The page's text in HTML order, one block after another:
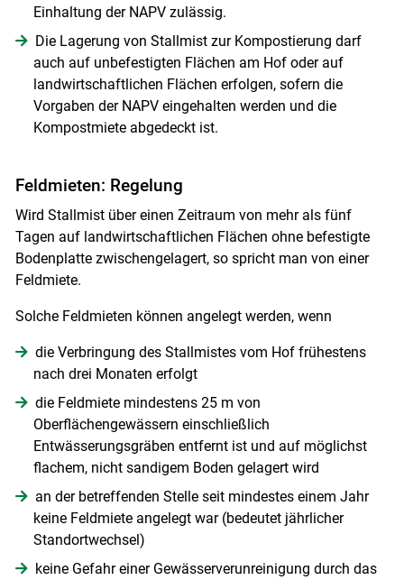
Einhaltung der NAPV zulässig.
Die Lagerung von Stallmist zur Kompostierung darf
auch auf unbefestigten Flächen am Hof oder auf
landwirtschaftlichen Flächen erfolgen, sofern die
Vorgaben der NAPV eingehalten werden und die
Kompostmiete abgedeckt ist.
Feldmieten: Regelung
Wird Stallmist über einen Zeitraum von mehr als fünf
Tagen auf landwirtschaftlichen Flächen ohne befestigte
Bodenplatte zwischengelagert, so spricht man von einer
Feldmiete.
Solche Feldmieten können angelegt werden, wenn
die Verbringung des Stallmistes vom Hof frühestens
nach drei Monaten erfolgt
die Feldmiete mindestens 25 m von
Oberflächengewässern einschließlich
Entwässerungsgräben entfernt ist und auf möglichst
flachem, nicht sandigem Boden gelagert wird
an der betreffenden Stelle seit mindestes einem Jahr
keine Feldmiete angelegt war (bedeutet jährlicher
Standortwechsel)
keine Gefahr einer Gewässerverunreinigung durch das